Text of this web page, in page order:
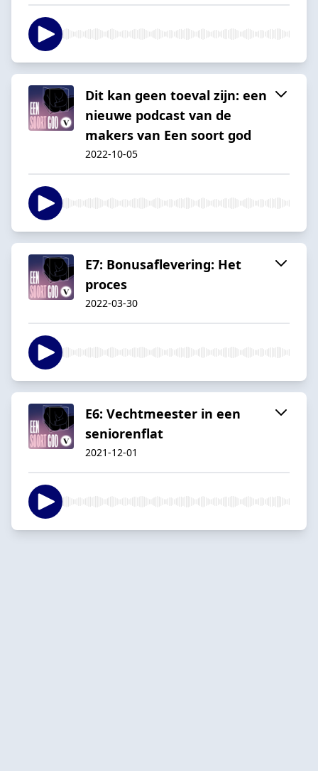
Dit kan geen toeval zijn: een
nieuwe podcast van de
makers van Een soort god
2022-10-05
E7: Bonusaflevering: Het
proces
2022-03-30
E6: Vechtmeester in een
seniorenflat
2021-12-01